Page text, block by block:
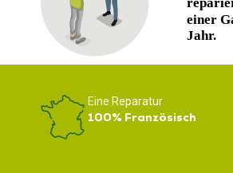
Eine Reparatur
100% Französisch